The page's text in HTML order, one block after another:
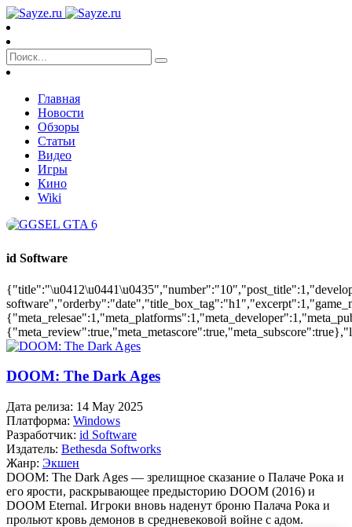
Главная
Новости
Обзоры
Статьи
Видео
Игры
Кино
Wiki
id Software
DOOM: The Dark Ages
Дата релиза: 14 May 2025
Платформа: Windows
Разработчик: id Software
Издатель: Bethesda Softworks
Жанр: Экшен
DOOM: The Dark Ages — зрелищное сказание о Палаче Рока и
его ярости, раскрывающее предысторию DOOM (2016) и
DOOM Eternal. Игроки вновь наденут броню Палача Рока и
прольют кровь демонов в средневековой войне с адом.